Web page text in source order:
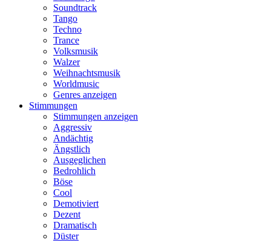
Soundtrack
Tango
Techno
Trance
Volksmusik
Walzer
Weihnachtsmusik
Worldmusic
Genres anzeigen
Stimmungen
Stimmungen anzeigen
Aggressiv
Andächtig
Ängstlich
Ausgeglichen
Bedrohlich
Böse
Cool
Demotiviert
Dezent
Dramatisch
Düster